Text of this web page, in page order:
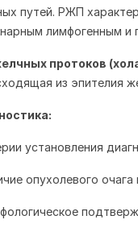
путей. РЖП
лимфогенным и
протоков
из эпителия
установления
опухолевого